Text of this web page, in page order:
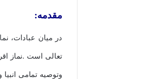
مقدمه:
در میان عبادات،
تعالی است .نماز
وتوصیه تمامی